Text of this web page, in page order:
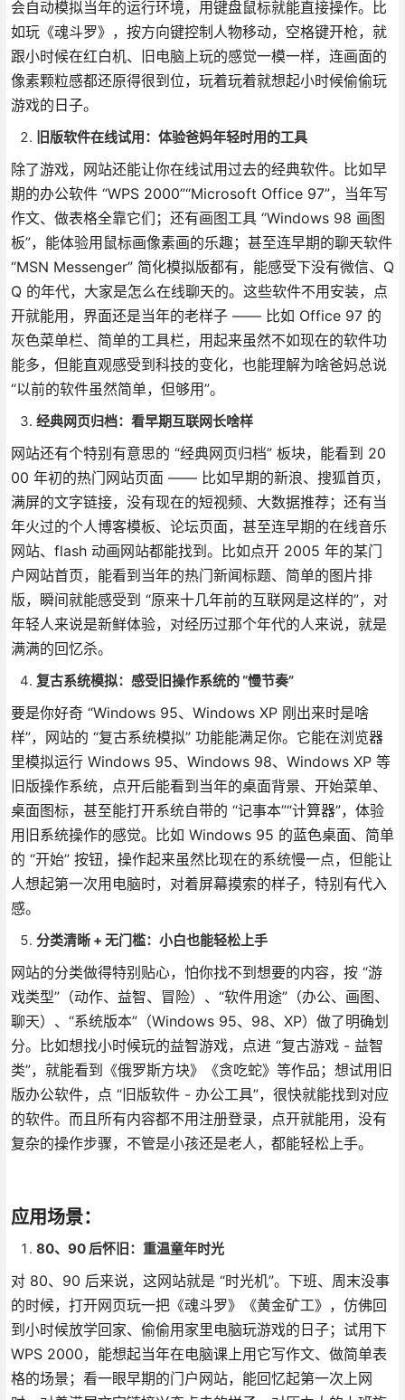
会自动模拟当年的运行环境，用键盘鼠标就能直接操作。比
如玩《魂斗罗》，按方向键控制人物移动，空格键开枪，就
跟小时候在红白机、旧电脑上玩的感觉一模一样，连画面的
像素颗粒感都还原得很到位，玩着玩着就想起小时候偷偷玩
游戏的日子。
旧版软件在线试用：体验爸妈年轻时用的工具
除了游戏，网站还能让你在线试用过去的经典软件。比如早
期的办公软件 “WPS 2000”“Microsoft Office 97”，当年写
作文、做表格全靠它们；还有画图工具 “Windows 98 画图
板”，能体验用鼠标画像素画的乐趣；甚至连早期的聊天软件
“MSN Messenger” 简化模拟版都有，能感受下没有微信、Q
Q 的年代，大家是怎么在线聊天的。这些软件不用安装，点
开就能用，界面还是当年的老样子 —— 比如 Office 97 的
灰色菜单栏、简单的工具栏，用起来虽然不如现在的软件功
能多，但能直观感受到科技的变化，也能理解为啥爸妈总说
“以前的软件虽然简单，但够用”。
经典网页归档：看早期互联网长啥样
网站还有个特别有意思的 “经典网页归档” 板块，能看到 20
00 年初的热门网站页面 —— 比如早期的新浪、搜狐首页，
满屏的文字链接，没有现在的短视频、大数据推荐；还有当
年火过的个人博客模板、论坛页面，甚至连早期的在线音乐
网站、flash 动画网站都能找到。比如点开 2005 年的某门
户网站首页，能看到当年的热门新闻标题、简单的图片排
版，瞬间就能感受到 “原来十几年前的互联网是这样的”，对
年轻人来说是新鲜体验，对经历过那个年代的人来说，就是
满满的回忆杀。
复古系统模拟：感受旧操作系统的 “慢节奏”
要是你好奇 “Windows 95、Windows XP 刚出来时是啥
样”，网站的 “复古系统模拟” 功能能满足你。它能在浏览器
里模拟运行 Windows 95、Windows 98、Windows XP 等
旧版操作系统，点开后能看到当年的桌面背景、开始菜单、
桌面图标，甚至能打开系统自带的 “记事本”“计算器”，体验
用旧系统操作的感觉。比如 Windows 95 的蓝色桌面、简单
的 “开始” 按钮，操作起来虽然比现在的系统慢一点，但能让
人想起第一次用电脑时，对着屏幕摸索的样子，特别有代入
感。
分类清晰 + 无门槛：小白也能轻松上手
网站的分类做得特别贴心，怕你找不到想要的内容，按 “游
戏类型”（动作、益智、冒险）、“软件用途”（办公、画图、
聊天）、“系统版本”（Windows 95、98、XP）做了明确划
分。比如想找小时候玩的益智游戏，点进 “复古游戏 - 益智
类”，就能看到《俄罗斯方块》《贪吃蛇》等作品；想试用旧
版办公软件，点 “旧版软件 - 办公工具”，很快就能找到对应
的软件。而且所有内容都不用注册登录，点开就能用，没有
复杂的操作步骤，不管是小孩还是老人，都能轻松上手。
应用场景：
80、90 后怀旧：重温童年时光
对 80、90 后来说，这网站就是 “时光机”。下班、周末没事
的时候，打开网页玩一把《魂斗罗》《黄金矿工》，仿佛回
到小时候放学回家、偷偷用家里电脑玩游戏的日子；试用下
WPS 2000，能想起当年在电脑课上用它写作文、做简单表
格的场景；看一眼早期的门户网站，能回忆起第一次上网